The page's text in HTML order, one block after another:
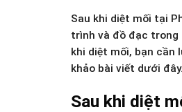
Sau khi diệt mối tại
trình và đồ đạc trong
khi diệt mối, bạn cần
khảo bài viết dưới đây.
Sau khi diệt